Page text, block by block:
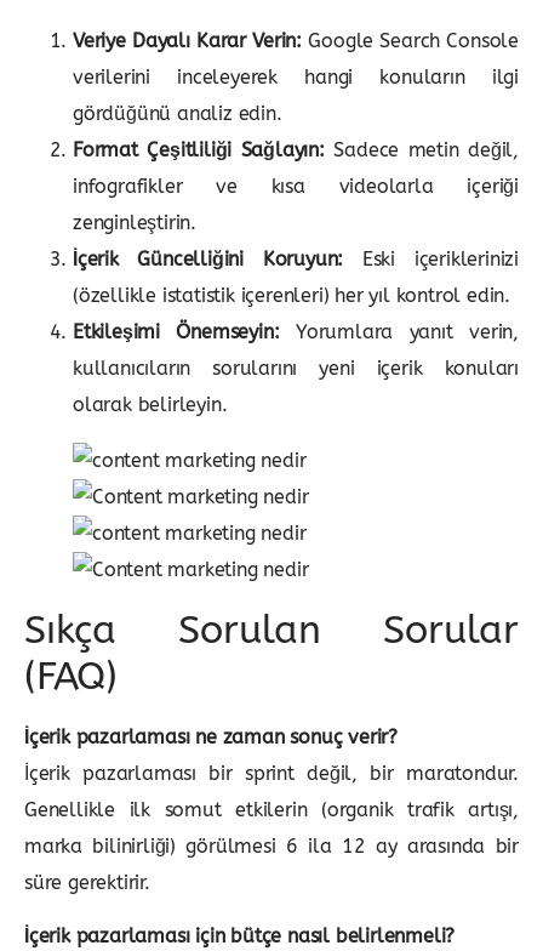
Veriye Dayalı Karar Verin: Google Search Console
verilerini inceleyerek hangi konuların ilgi
gördüğünü analiz edin.
Format Çeşitliliği Sağlayın: Sadece metin değil,
infografikler ve kısa videolarla içeriği
zenginleştirin.
İçerik Güncelliğini Koruyun: Eski içeriklerinizi
(özellikle istatistik içerenleri) her yıl kontrol edin.
Etkileşimi Önemseyin: Yorumlara yanıt verin,
kullanıcıların sorularını yeni içerik konuları
olarak belirleyin.
Sıkça Sorulan Sorular
(FAQ)
İçerik pazarlaması ne zaman sonuç verir?
İçerik pazarlaması bir sprint değil, bir maratondur.
Genellikle ilk somut etkilerin (organik trafik artışı,
marka bilinirliği) görülmesi 6 ila 12 ay arasında bir
süre gerektirir.
İçerik pazarlaması için bütçe nasıl belirlenmeli?